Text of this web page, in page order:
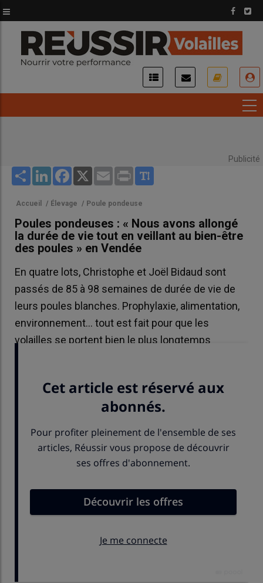
au
contenu
principal
Publicité
Share LinkedInFacebook
X Email Print
Accueil / Élevage / Poule pondeuse
Poules pondeuses : « Nous avons allongé
la durée de vie tout en veillant au bien-être
des poules » en Vendée
En quatre lots, Christophe et Joël Bidaud sont
passés de 85 à 98 semaines de durée de vie de
leurs poules blanches. Prophylaxie, alimentation,
environnement… tout est fait pour que les
volailles se portent bien le plus longtemps